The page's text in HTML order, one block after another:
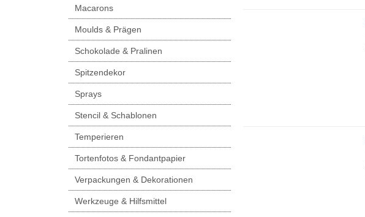
Macarons
Moulds & Prägen
Schokolade & Pralinen
Spitzendekor
Sprays
Stencil & Schablonen
Temperieren
Tortenfotos & Fondantpapier
Verpackungen & Dekorationen
Werkzeuge & Hilfsmittel